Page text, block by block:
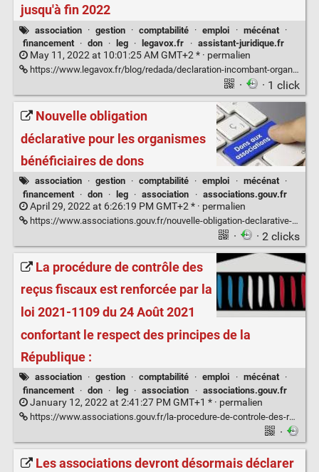
jusqu'à fin 2022
association · gestion · comptabilité · emploi · mécénat
·
financement
· don · leg · legavox.fr · assistant-juridique.fr
May 11, 2022 at 10:01:25 AM GMT+2 * · permalien
https://www.legavox.fr/blog/redada/declaration-incombant-organismes-beneficiaires-dons-32446.htm
· · 1 click
Nouvelle obligation
déclarative pour les organismes
bénéficiaires de dons
association · gestion · comptabilité · emploi · mécénat
·
financement
· don · leg · association · associations.gouv.fr
April 29, 2022 at 6:26:19 PM GMT+2 * · permalien
https://www.associations.gouv.fr/nouvelle-obligation-declarative-pour-les-organismes-beneficiaires-de-dons-des-particuliers-et-des-entreprises.html
· · 2 clicks
La procédure de contrôle des
reçus fiscaux est renforcée par la
loi 2021-1109 du 24 Août 2021
confortant le respect des principes de la
République :
association · gestion · comptabilité · emploi · mécénat
·
financement
· don · leg · association · associations.gouv.fr
January 12, 2022 at 2:41:27 PM GMT+1 * · permalien
https://www.associations.gouv.fr/la-procedure-de-controle-des-recus-fiscaux-est-renforcee-par-la-loi-2021-1109-du-24-aout-2021-confortant-le-respect-des-principes-de-la-republique.html
·
Les associations devront désormais déclarer